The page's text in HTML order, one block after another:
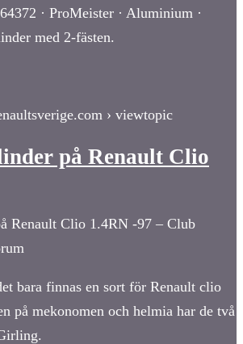
· ProMeister · Aluminium ·
med 2-fästen.
› viewtopic
på Renault Clio
Renault Clio 1.4RN -97 – Club
bara finnas en sort för Renault clio
på mekonomen och helmia har de två